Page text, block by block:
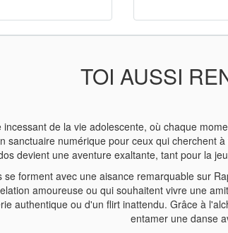
TOI AUSSI
incessant de la vie adolescente, où chaque
sanctuaire numérique pour ceux qui cherchent
devient une aventure exaltante, tant pour la
se forment avec une aisance remarquable sur
amoureuse ou qui souhaitent vivre une
authentique ou d'un flirt inattendu. Grâce à
entamer une danse